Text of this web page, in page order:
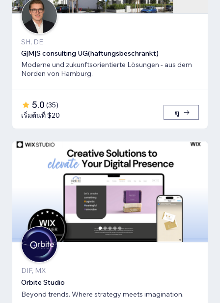
SH, DE
G|M|S consulting UG(haftungsbeschränkt)
Moderne und zukunftsorientierte Lösungen - aus dem
Norden von Hamburg.
5.0 (35)
เริ่มต้นที่ $20
ดู
DIF, MX
Orbite Studio
Beyond trends. Where strategy meets imagination.